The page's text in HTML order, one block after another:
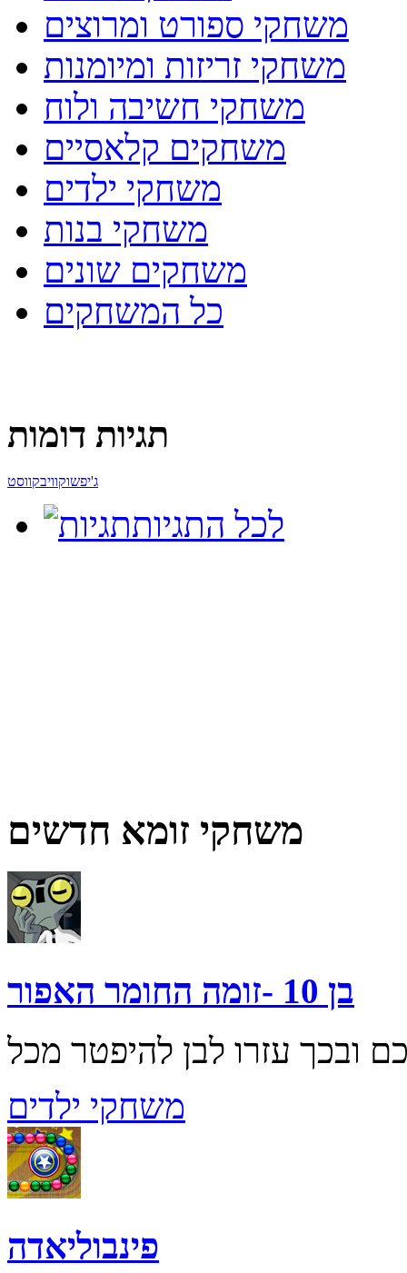
משחקי ספורט ומרוצים
משחקי זריזות ומיומנות
משחקי חשיבה ולוח
משחקים קלאסיים
משחקי ילדים
משחקי בנות
משחקים שונים
כל המשחקים
תגיות דומות
ג'יפשוקוויבקווסט
לכל התגיות
משחקי זומא חדשים
בן 10 -זומה החומר האפור
משחקי ילדים
פינבוליאדה